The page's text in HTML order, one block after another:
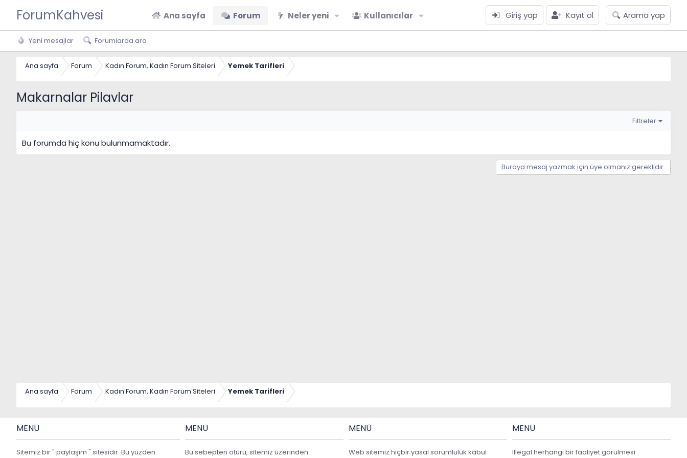
ForumKahvesi Ana sayfa Forum Neler yeni Kullanıcılar Giriş yap Kayıt ol Arama yap
Yeni mesajlar Forumlarda ara
Ana sayfa Forum Kadın Forum, Kadın Forum Siteleri Yemek Tarifleri
Makarnalar Pilavlar
Filtreler
Bu forumda hiç konu bulunmamaktadır.
Buraya mesaj yazmak için üye olmanız gereklidir.
Ana sayfa Forum Kadın Forum, Kadın Forum Siteleri Yemek Tarifleri
MENÜ
Sitemiz bir " paylaşım " sitesidir. Bu yüzden
MENÜ
Bu sebepten ötürü, sitemiz üzerinden
MENÜ
Web sitemiz hiçbir yasal sorumluluk kabul
MENÜ
Illegal herhangi bir faaliyet görülmesi